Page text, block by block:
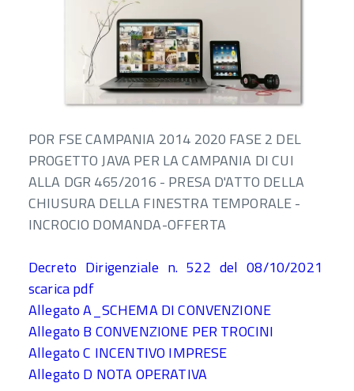
POR FSE CAMPANIA 2014 2020 FASE 2 DEL
PROGETTO JAVA PER LA CAMPANIA DI CUI
ALLA DGR 465/2016 - PRESA D'ATTO DELLA
CHIUSURA DELLA FINESTRA TEMPORALE -
INCROCIO DOMANDA-OFFERTA
Decreto Dirigenziale n. 522 del 08/10/2021
scarica pdf
Allegato A_SCHEMA DI CONVENZIONE
Allegato B CONVENZIONE PER TROCINI
Allegato C INCENTIVO IMPRESE
Allegato D NOTA OPERATIVA